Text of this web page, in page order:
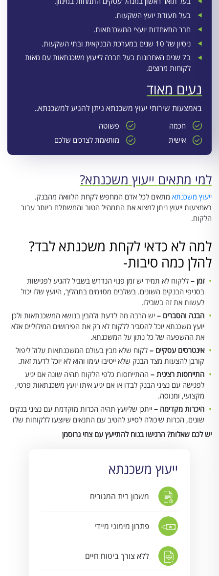
בעל תעודת יועץ השקעות.
חבר התאחדות יועצי המשכנתאות.
ניסיון של 10 שנים במערכת הבנקאית ובתי השקעות.
ב7 שנים האחרונות בעל חברה לייעוץ משכנתאות עם מאות
לקוחות מרוצים.
נעים מאוד
באמצעות שירותי יעוץ משכנתא ניתן להגיע למשכנתא..
חכמה
פשוטה
אישית
מותאמת לצרכים שלכם
ייעוץ משכנתא
משכון בית המגורים
פתרון מימוני מיידי
ללא צורך ביטוח חיים
למי מתאים ייעוץ משכנתא?
ייעוץ משכנתא מתאים לכל אדם המחפש לקחת הלוואה מהבנק.
באמצעות ייעוץ ניתן למצוא את התמהיל הטוב והמשתלם ביותר עבור
הלקוח.
למה לא כדאי לקחת משכנתא לבד?
להלן כמה סיבות-
זמן – ללקוח לא תמיד יש זמן פנוי הנדרש בשביל להגיע לפגישות
בסניפי הבנקים השונים. בשלבים מסוימים בתהליך, היועץ שלו יכול
לעשות את זה בשבילו.
הבנה והסברים – יש הרבה מה לדעת ולהבין בנושא המשכנתאות ולכן
יועץ משכנתא יוכל להסביר ללקוח לא רק את הפירושים המילוליים אלא
את ההשפעה של כל נתון על המשכנתא.
אינטרסים עסקיים – לקוח שלא מבין בעולם המשכנתאות עלול ליפול
קורבן להצעות מצד הבנק שלא ייטיבו עימו והוא לא יוכל לדעת זאת.
התייחסות רצינית – ההתייחסות כלפי הלקוח תהיה שונה אם יגיע
לפגישה עם נציגי הבנק לבדו או אם יגיע איתו יועץ משכנתאות פרטי,
מקצועי, ומנוסה.
היכרות מקדימה – ייתכן שליועץ תהיה הכרות מוקדמת עם נציגי בנקים
שונים, הכרות שיכולה לסייע להטיב עם התנאים שיוצעו ללקוחות שלו
יש לכם שאלות? הרגישו בנוח להתייעץ עם צחי גרוסמן